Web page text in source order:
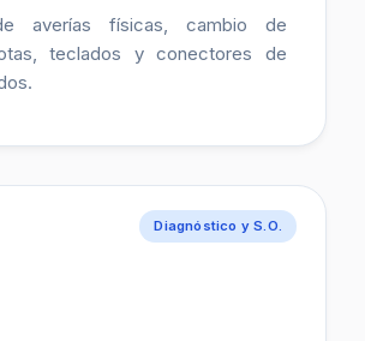
averías físicas, cambio de
teclados y conectores de
Diagnóstico y S.O.